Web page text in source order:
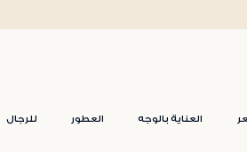
العناية بالوجه العطور للرجال